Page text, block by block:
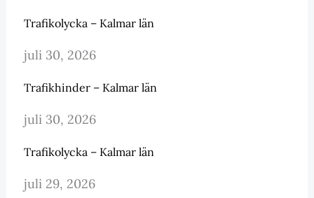
Trafikolycka – Kalmar län
juli 30, 2026
Trafikhinder – Kalmar län
juli 30, 2026
Trafikolycka – Kalmar län
juli 29, 2026